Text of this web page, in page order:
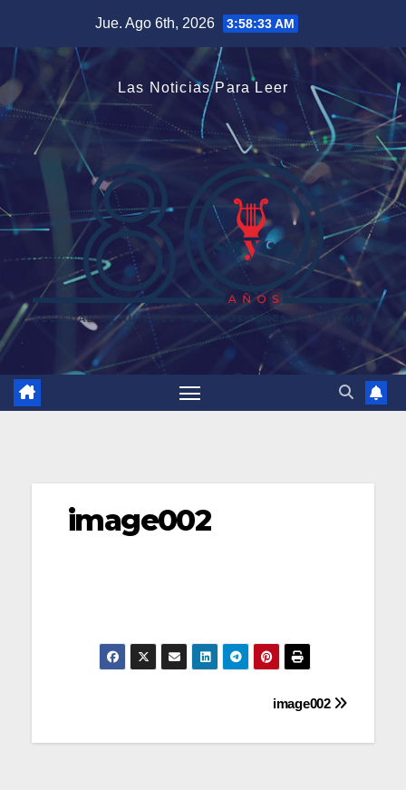
contenido
Jue. Ago 6th, 2026 3:58:33 AM
Las Noticias Para Leer
image002
de
image002